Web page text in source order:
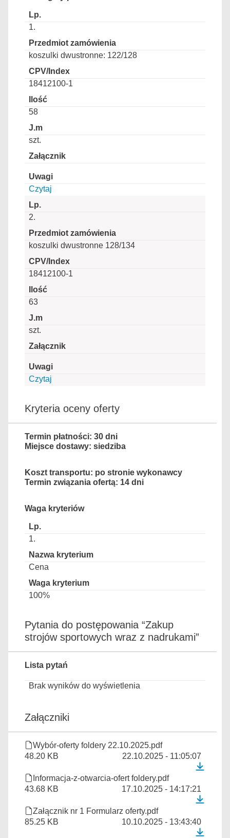
1.
koszulki dwustronne: 122/128
18412100-1
58
szt.
Czytaj
2.
koszulki dwustronne 128/134
18412100-1
63
szt.
Czytaj
Kryteria oceny oferty
Termin płatności: 30 dni
Miejsce dostawy: siedziba
Koszt transportu: po stronie wykonawcy
Termin związania ofertą: 14 dni
Waga kryteriów
1.
Cena
100%
Pytania do postępowania “Zakup
strojów sportowych wraz z nadrukami”
Lista pytań
Brak wyników do wyświetlenia
Załączniki
Wybór-oferty foldery 22.10.2025.pdf
48.20 KB
22.10.2025 - 11:05:07
Informacja-z-otwarcia-ofert foldery.pdf
43.68 KB
17.10.2025 - 14:17:21
Załącznik nr 1 Formularz oferty.pdf
85.25 KB
10.10.2025 - 13:43:40